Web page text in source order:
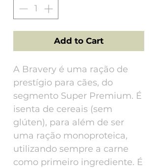
Add to Cart
A Bravery é uma ração de
prestígio para cães, do
segmento Super Premium. É
isenta de cereais (sem
glúten), para além de ser
uma ração monoproteica,
utilizando sempre a carne
como primeiro ingrediente. É